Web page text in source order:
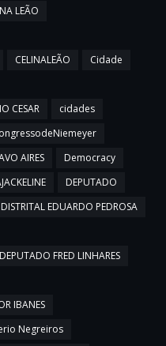
LEÃO
CELINALEÃO
Cidade
CESAR
cidades
AIRES
Democracy
DEPUTADO
EDUARDO PEDROSA
DEPUTADO FRED LINHARES
IBANES
Negreiros